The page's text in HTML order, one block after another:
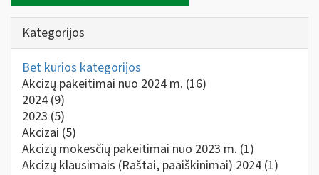
Kategorijos
Bet kurios kategorijos
Akcizų pakeitimai nuo 2024 m. (16)
2024 (9)
2023 (5)
Akcizai (5)
Akcizų mokesčių pakeitimai nuo 2023 m. (1)
Akcizų klausimais (Raštai, paaiškinimai) 2024 (1)